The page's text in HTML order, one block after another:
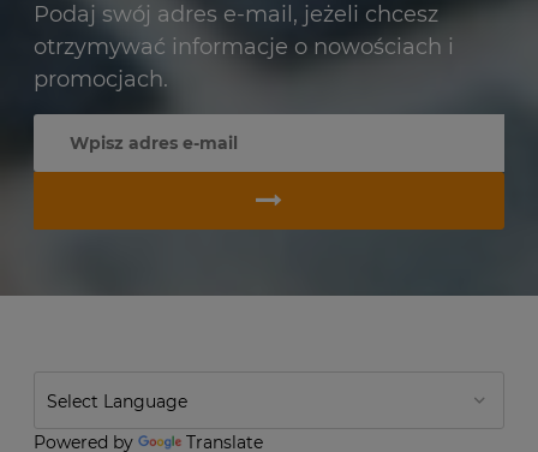
Podaj swój adres e-mail, jeżeli chcesz
otrzymywać informacje o nowościach i
promocjach.